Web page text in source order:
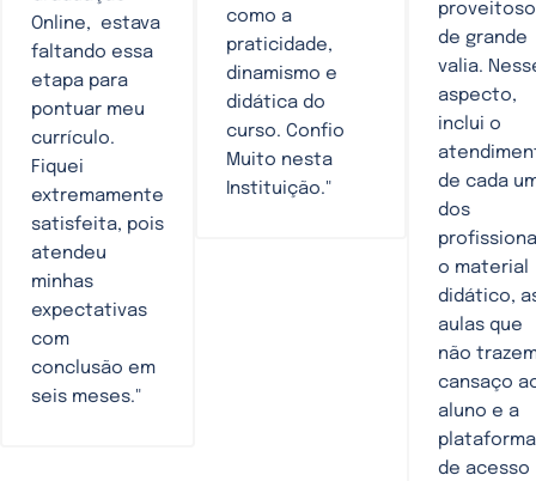
Online, estava
faltando essa
etapa para
pontuar meu
currículo.
Fiquei
extremamente
satisfeita, pois
atendeu
minhas
expectativas
com
conclusão em
seis meses."
como a
praticidade,
dinamismo e
didática do
curso. Confio
Muito nesta
Instituição."
de grande
valia.
aspecto,
inclui o
de cada
dos
o material
didático,
aulas que
não
cansaço
aluno e a
plataforma
de acesso